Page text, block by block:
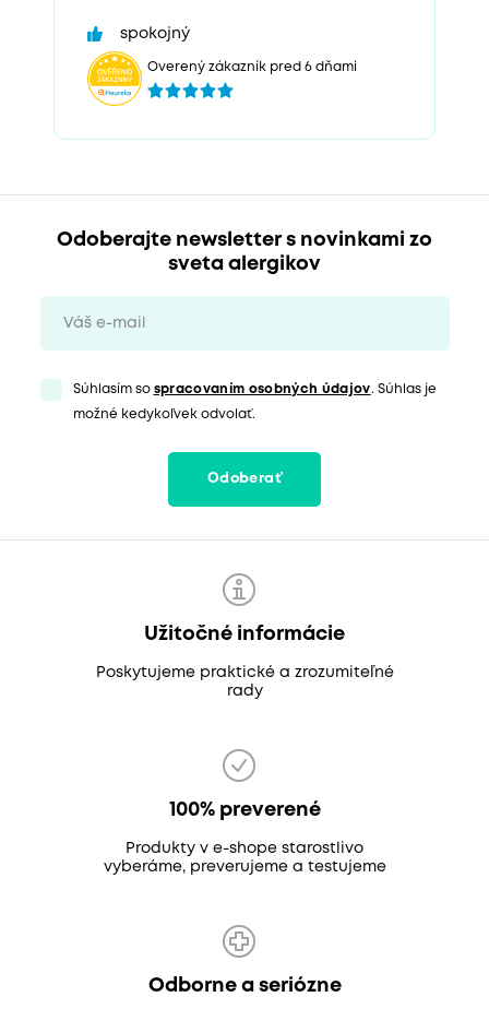
spokojný
Overený zákazník pred 6 dňami
Odoberajte newsletter s novinkami zo
sveta alergikov
Súhlasím so spracovaním osobných údajov. Súhlas je
možné kedykoľvek odvolať.
Odoberať
Užitočné informácie
Poskytujeme praktické a zrozumiteľné
rady
100% preverené
Produkty v e-shope starostlivo
vyberáme, preverujeme a testujeme
Odborne a seriózne